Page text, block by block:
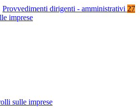
Provvedimenti dirigenti - amministrativi 27
imprese
sulle imprese